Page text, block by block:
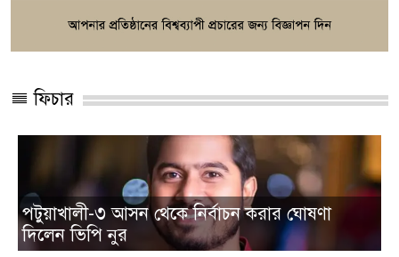
ফিচার
আওয়ামীপন্থি ২০ সাংবাদিকের অ্যাক্রিডিটেশন কার্ড
বাতিল